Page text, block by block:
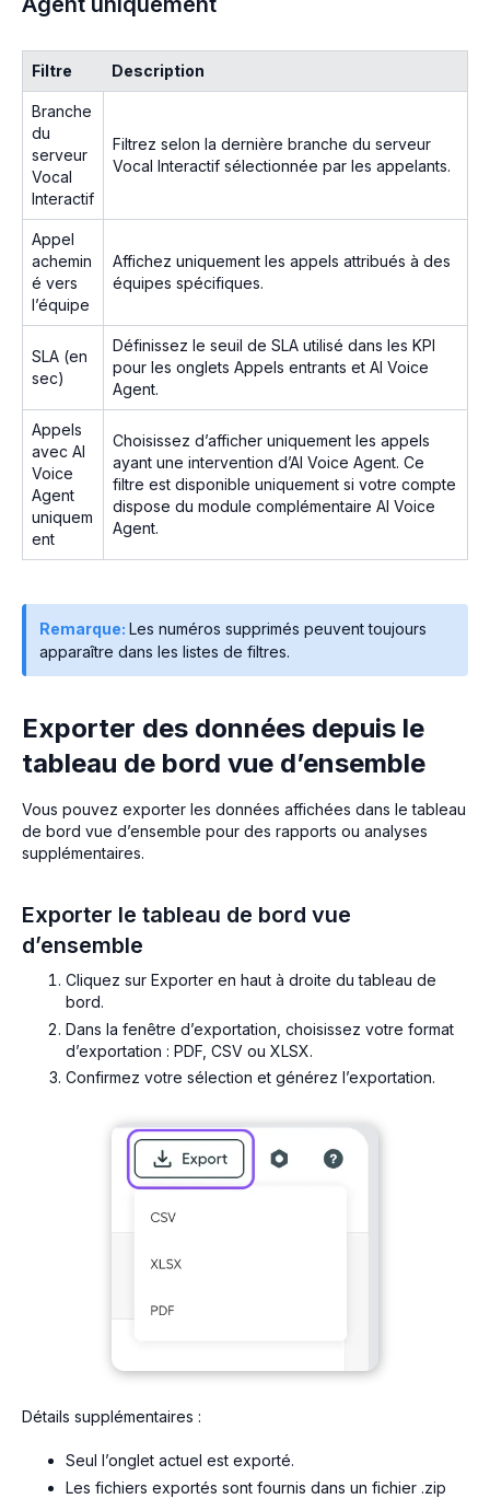
Filtre Description
Branche
du
serveur
Vocal
Interactif
Filtrez selon la dernière branche du serveur
Vocal Interactif sélectionnée par les appelants.
Appel
achemin
é vers
l’équipe
Affichez uniquement les appels attribués à des
équipes spécifiques.
SLA (en
sec)
Définissez le seuil de SLA utilisé dans les KPI
pour les onglets Appels entrants et AI Voice
Agent.
Appels
avec AI
Voice
Agent
uniquem
ent
Choisissez d’afficher uniquement les appels
ayant une intervention d’AI Voice Agent. Ce
filtre est disponible uniquement si votre compte
dispose du module complémentaire AI Voice
Agent.
Remarque: Les numéros supprimés peuvent toujours
apparaître dans les listes de filtres.
Exporter des données depuis le
tableau de bord vue d’ensemble
Vous pouvez exporter les données affichées dans le tableau
de bord vue d’ensemble pour des rapports ou analyses
supplémentaires.
Exporter le tableau de bord vue
d’ensemble
Cliquez sur Exporter en haut à droite du tableau de
bord.
Dans la fenêtre d’exportation, choisissez votre format
d’exportation : PDF, CSV ou XLSX.
Confirmez votre sélection et générez l’exportation.
Détails supplémentaires :
Seul l’onglet actuel est exporté.
Les fichiers exportés sont fournis dans un fichier .zip